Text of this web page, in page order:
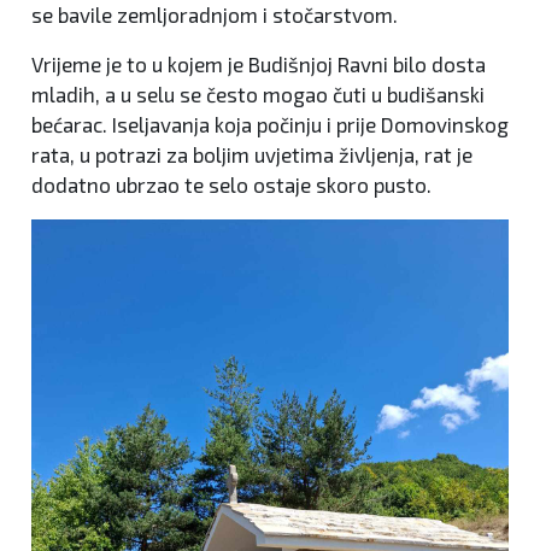
se bavile zemljoradnjom i stočarstvom.
Vrijeme je to u kojem je Budišnjoj Ravni bilo dosta
mladih, a u selu se često mogao čuti u budišanski
bećarac. Iseljavanja koja počinju i prije Domovinskog
rata, u potrazi za boljim uvjetima življenja, rat je
dodatno ubrzao te selo ostaje skoro pusto.